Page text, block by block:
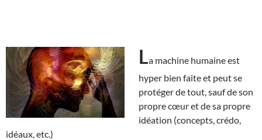
La machine humaine est
hyper bien faite et peut se
protéger de tout, sauf de son
propre cœur et de sa propre
idéation (concepts, crédo,
idéaux, etc.)